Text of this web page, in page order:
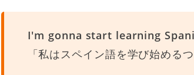
I'm gonna start learning
「私はスペイン語を学び始める